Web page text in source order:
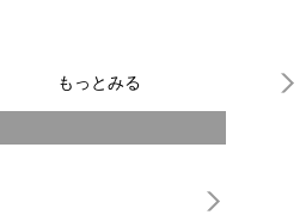
もっとみる